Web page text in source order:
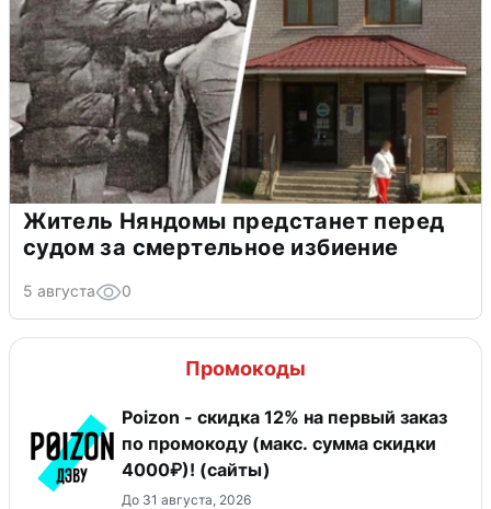
Житель Няндомы предстанет перед
судом за смертельное избиение
5 августа 0
Промокоды
Poizon - скидка 12% на первый заказ
по промокоду (макс. сумма скидки
4000₽)! (сайты)
До 31 августа, 2026